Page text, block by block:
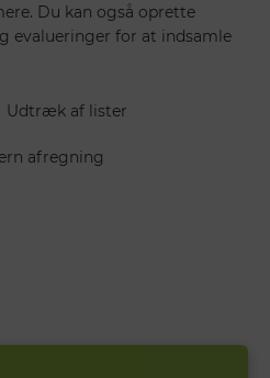
Du kan også oprette
evalueringer for at indsamle
Udtræk af lister
afregning